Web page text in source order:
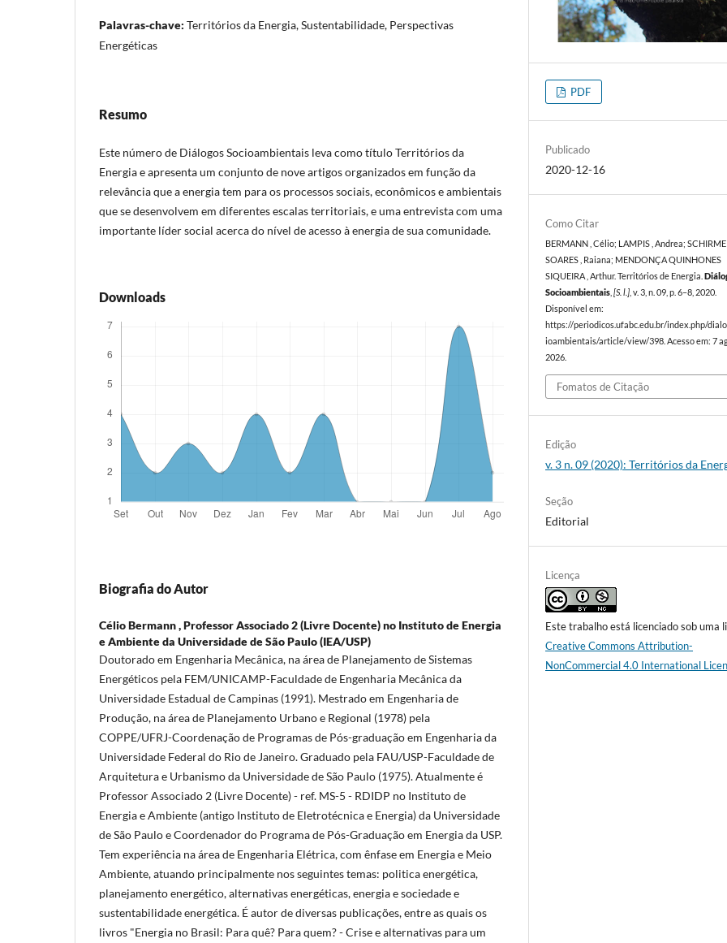
Palavras-chave: Territórios da Energia, Sustentabilidade, Perspectivas
Energéticas
Resumo
Este número de Diálogos Socioambientais leva como título Territórios da
Energia e apresenta um conjunto de nove artigos organizados em função da
relevância que a energia tem para os processos sociais, econômicos e ambientais
que se desenvolvem em diferentes escalas territoriais, e uma entrevista com uma
importante líder social acerca do nível de acesso à energia de sua comunidade.
Downloads
Biografia do Autor
Célio Bermann ,Professor Associado 2 (Livre Docente) no Instituto de Energia
e Ambiente da Universidade de São Paulo (IEA/USP)
Doutorado em Engenharia Mecânica, na área de Planejamento de Sistemas
Energéticos pela FEM/UNICAMP-Faculdade de Engenharia Mecânica da
Universidade Estadual de Campinas (1991). Mestrado em Engenharia de
Produção, na área de Planejamento Urbano e Regional (1978) pela
COPPE/UFRJ-Coordenação de Programas de Pós-graduação em Engenharia da
Universidade Federal do Rio de Janeiro. Graduado pela FAU/USP-Faculdade de
Arquitetura e Urbanismo da Universidade de São Paulo (1975). Atualmente é
Professor Associado 2 (Livre Docente) - ref. MS-5 - RDIDP no Instituto de
Energia e Ambiente (antigo Instituto de Eletrotécnica e Energia) da Universidade
de São Paulo e Coordenador do Programa de Pós-Graduação em Energia da USP.
Tem experiência na área de Engenharia Elétrica, com ênfase em Energia e Meio
Ambiente, atuando principalmente nos seguintes temas: politica energética,
planejamento energético, alternativas energéticas, energia e sociedade e
sustentabilidade energética. É autor de diversas publicações, entre as quais os
livros "Energia no Brasil: Para quê? Para quem? - Crise e alternativas para um
PDF
Publicado
2020-12-16
Como Citar
BERMANN , Célio; LAMPIS , Andrea;
SOARES , Raiana; MENDONÇA QUINHONES
SIQUEIRA , Arthur. Territórios de Energia.
Socioambientais,[S. l.], v. 3, n. 09, p. 6–8, 2020.
Disponível em:
https://periodicos.ufabc.edu.br/index.php/
ioambientais/article/view/398. Acesso em: 7
2026.
Fomatos de Citação
Edição
v. 3 n. 09 (2020): Territórios da
Seção
Editorial
Licença
Este trabalho está licenciado sob uma
Creative Commons Attribution-
NonCommercial 4.0 International